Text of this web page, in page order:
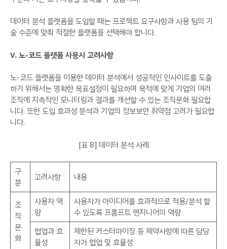
데이터 분석 플랫폼을 도입할 때는 프로젝트 요구사항과 사용 팀의 기
술 수준에 맞춰 적절한 플랫폼을 선택해야 합니다.
V. 노-코드 플랫폼 사용시 고려사항
노-코드 플랫폼을 이용한 데이터 분석에서 성공적인 인사이트를 도출
하기 위해서는 명확한 목표설정이 필요하며 목적에 맞게 기업의 여러
조직에 지속적인 모니터링과 결과를 개선할 수 있는 조직문화 필요합
니다. 또한 도입 효과성 분석과 기업의 정보보안 취약점 고려가 필요합
니다.
[표 8] 데이터 분석 사례
구
분
고려사항 내용
조
직
문
화
사용자 역
량
사용자가 아이디어를 효과적으로 적용/분석 할
수 있도록 프롬프트 엔지니어의 역량
협업과 효
율성
제한된 커스터마이징 등 제약사항에 따른 담당
자가 협업 및 효율성